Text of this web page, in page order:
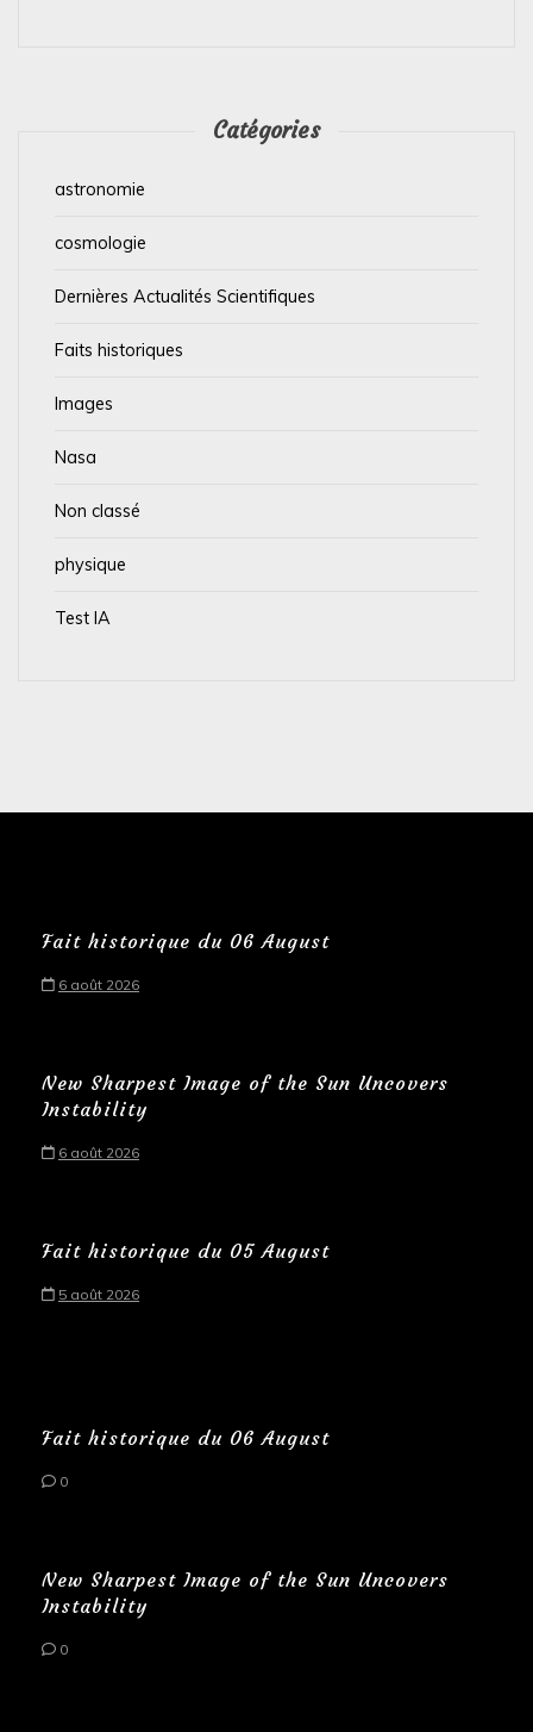
Catégories
astronomie
cosmologie
Dernières Actualités Scientifiques
Faits historiques
Images
Nasa
Non classé
physique
Test IA
Fait historique du 06 August
6 août 2026
New Sharpest Image of the Sun Uncovers
Instability
6 août 2026
Fait historique du 05 August
5 août 2026
Fait historique du 06 August
0
New Sharpest Image of the Sun Uncovers
Instability
0